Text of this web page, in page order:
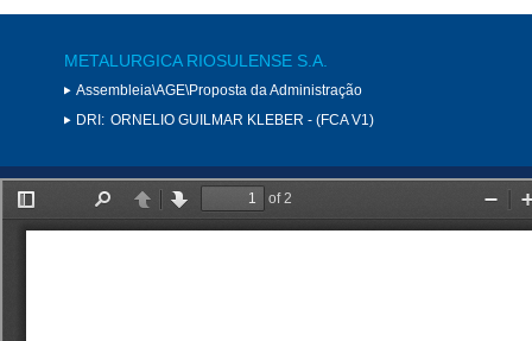
METALURGICA RIOSULENSE S.A.
Assembleia\AGE\Proposta da Administração
DRI: ORNELIO GUILMAR KLEBER - (FCA V1)